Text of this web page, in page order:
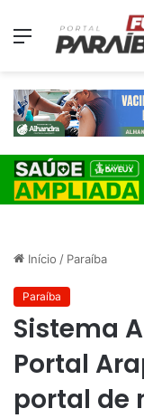
Menu
Início / Paraíba
Paraíba
Sistema
Portal
portal de